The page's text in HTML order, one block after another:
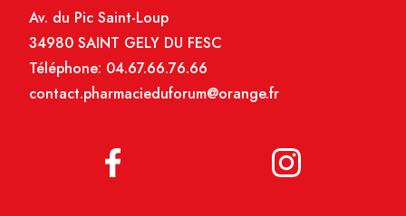
Av. du Pic Saint-Loup
34980 SAINT GELY DU FESC
Téléphone: 04.67.66.76.66
contact.pharmacieduforum@orange.fr